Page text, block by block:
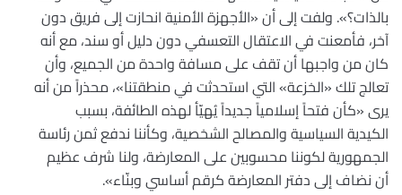
بالذات؟». ولفت إلى أن «الأجهزة الأمنية انحازت إلى فريق دون
آخر، فأمعنت في الاعتقال التعسفي دون دليل أو سند، مع أنه
كان من واجبها أن تقف على مسافة واحدة من الجميع، وأن
تعالج تلك «الخزعة» التي استحدثت في منطقتنا»، محذراً من أنه
يرى «كأن فتحاً إسلامياً جديداً يُهيّأ لهذه الطائفة، بسبب
الكيدية السياسية والمصالح الشخصية، وكأننا ندفع ثمن رئاسة
الجمهورية لكوننا محسوبين على المعارضة، ولنا شرف عظيم
أن نضاف إلى دفتر المعارضة كرقم أساسي وبنّاء».